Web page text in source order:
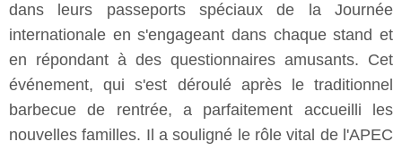
dans leurs passeports spéciaux de la Journée
internationale en s'engageant dans chaque stand et
en répondant à des questionnaires amusants. Cet
événement, qui s'est déroulé après le traditionnel
barbecue de rentrée, a parfaitement accueilli les
nouvelles familles. Il a souligné le rôle vital de l'APEC